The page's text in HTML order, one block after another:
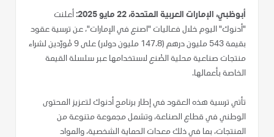
أبوظبي، الإمارات العربية المتحدة، 22 مايو 2025:
أعلنت
"أدنوك" اليوم خلال فعاليات "اصنع في الإمارات"، عن ترسية عقود
بقيمة 543 مليون درهم (147.8 مليون دولار) على 9 مُورّدين لشراء
منتجات صناعية محلية الصُنع لاستخدامها عبر سلسلة القيمة
الخاصة بأعمالها.
تأتي ترسية هذه العقود في إطار برنامج أدنوك لتعزيز المحتوى
الوطني في قطاع الصناعة، وتشمل مجموعة متنوعة من
المنتجات، بما في ذلك معدات الحماية الشخصية، والمواد